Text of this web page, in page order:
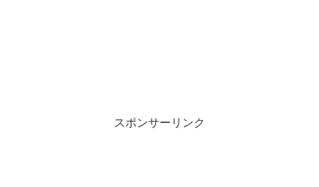
スポンサーリンク